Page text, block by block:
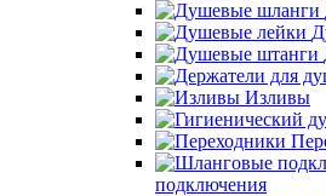
Изливы
подключения